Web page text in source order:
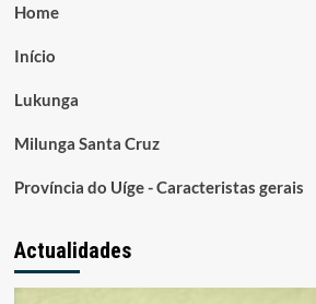
Home
Início
Lukunga
Milunga Santa Cruz
Província do Uíge - Caracteristas gerais
Actualidades